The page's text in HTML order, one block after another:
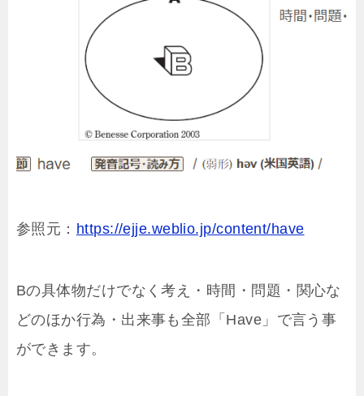
参照元： https://ejje.weblio.jp/content/have
Bの具体物だけでなく考え・時間・問題・関心な
どのほか行為・出来事も全部「Have」で言う事
ができます。